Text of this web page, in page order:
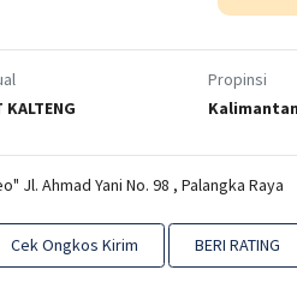
KALTENG
Propinsi
Jl. Ahmad Yani No. 98 , Palangka Raya
Cek Ongkos Kirim BERI RATING